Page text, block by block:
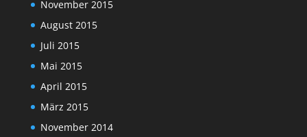
November 2015
August 2015
Juli 2015
Mai 2015
April 2015
März 2015
November 2014